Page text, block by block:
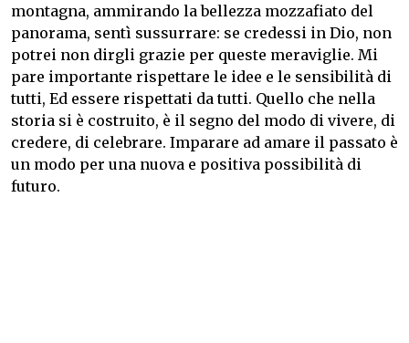
montagna, ammirando la bellezza mozzafiato del
panorama, sentì sussurrare: se credessi in Dio, non
potrei non dirgli grazie per queste meraviglie. Mi
pare importante rispettare le idee e le sensibilità di
tutti, Ed essere rispettati da tutti. Quello che nella
storia si è costruito, è il segno del modo di vivere, di
credere, di celebrare. Imparare ad amare il passato è
un modo per una nuova e positiva possibilità di
futuro.